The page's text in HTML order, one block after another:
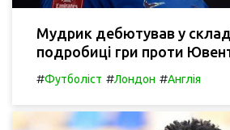
Мудрик дебютував у
подробиці гри проти
#Футболіст #Лондон #Англія